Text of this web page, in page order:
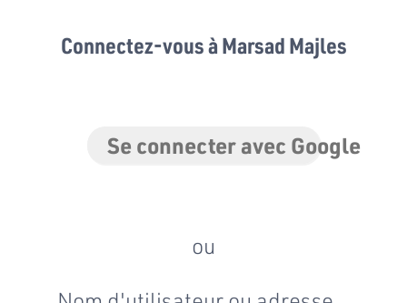
Connectez-vous à Marsad Majles
Se connecter avec Google
ou